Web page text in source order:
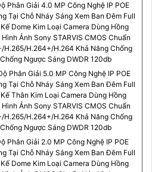
Phân Giải 4.0 MP Công Nghệ IP POE
Tại Chỗ Nháy Sáng Xem Ban Đêm Full
Dome Kim Loại Camera Dùng Hồng
Ảnh Sony STARVIS CMOS Chuẩn
H.265/H.264+/H.264 Khả Năng Chống
Ngược Sáng DWDR 120db
Phân Giải 5.0 MP Công Nghệ IP POE
Tại Chỗ Nháy Sáng Xem Ban Đêm Full
Thân Kim Loại Camera Dùng Hồng
Ảnh Sony STARVIS CMOS Chuẩn
H.265/H.264+/H.264 Khả Năng Chống
Ngược Sáng DWDR 120db
Phân Giải 2.0 MP Công Nghệ IP POE
Tại Chỗ Nháy Sáng Xem Ban Đêm Full
Dome Kim Loại Camera Dùng Hồng